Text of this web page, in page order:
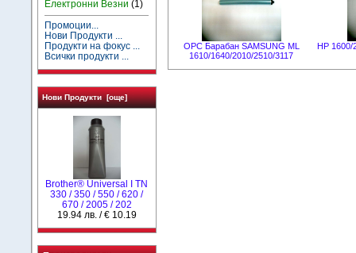
Електронни Везни (1)
Промоции...
Нови Продукти ...
Продукти на фокус ...
Всички продукти ...
Нови Продукти [още]
Brother® Universal I TN
330 / 350 / 550 / 620 /
670 / 2005 / 202
19.94 лв. / € 10.19
OPC Барабан SAMSUNG ML
1610/1640/2010/2510/3117
HP 1600/